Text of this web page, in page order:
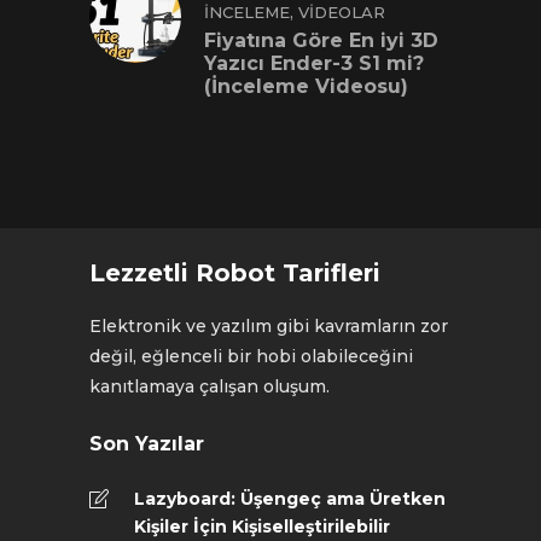
İNCELEME, VIDEOLAR
Fiyatına Göre En iyi 3D
Yazıcı Ender-3 S1 mi?
(İnceleme Videosu)
Lezzetli Robot Tarifleri
Elektronik ve yazılım gibi kavramların zor
değil, eğlenceli bir hobi olabileceğini
kanıtlamaya çalışan oluşum.
Son Yazılar
Lazyboard: Üşengeç ama Üretken
Kişiler İçin Kişiselleştirilebilir